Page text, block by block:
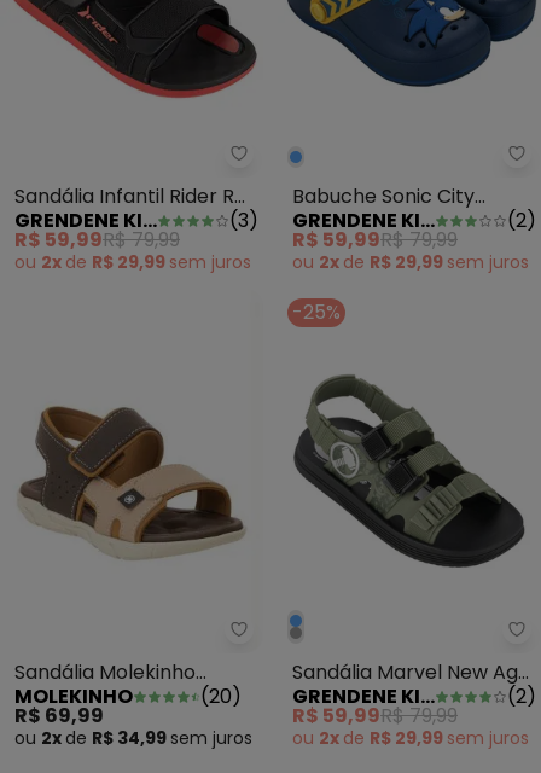
Grendene Kids - Sandália
Sandália Infantil Rider R
Line Plus PretoGRENDENE KIDS (3)
R$ 59,99R$ 79,99
ou 2x de R$ 29,99 sem juros
Babuche Sonic City
Marinho
GRENDENE KIDS (2)
R$ 59,99R$ 79,99
ou 2x de R$ 29,99 sem juros
Sandália Molekinho (Café) em
Sandália Molekinho
(Café) em Sintético
MOLEKINHO (20)
R$ 69,99
ou 2x de R$ 34,99 sem juros
-25%
Sandália Marvel New Age
Verde
GRENDENE KIDS (2)
R$ 59,99R$ 79,99
ou 2x de R$ 29,99 sem juros